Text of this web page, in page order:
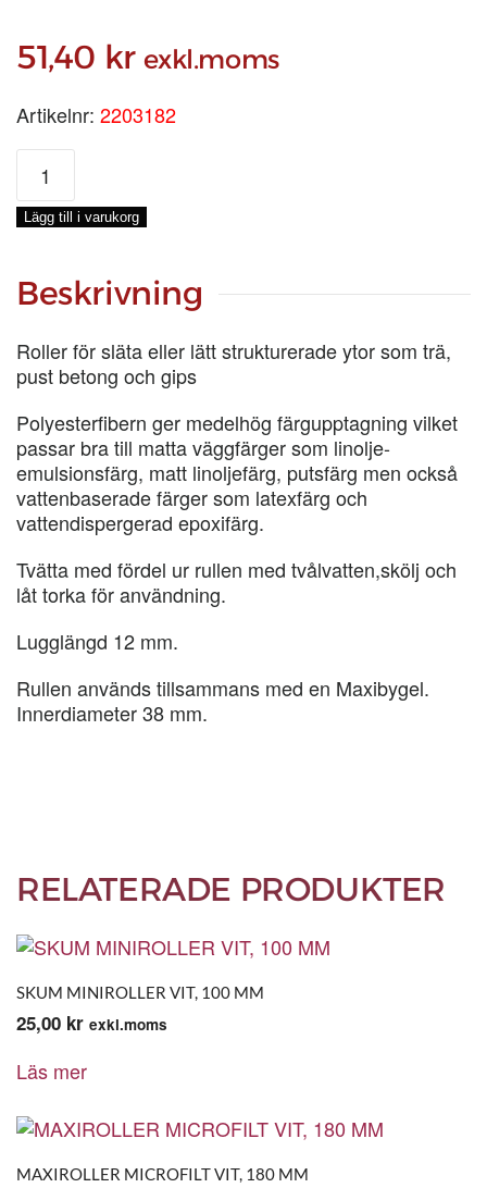
51,40 kr exkl.moms
Artikelnr: 2203182
MAXIROLLER
GREEN,
180
MM
Lägg till i varukorg
Beskrivning
Roller för släta eller lätt strukturerade ytor som trä,
pust betong och gips
Polyesterfibern ger medelhög färgupptagning vilket
passar bra till matta väggfärger som linolje-
emulsionsfärg, matt linoljefärg, putsfärg men också
vattenbaserade färger som latexfärg och
vattendispergerad epoxifärg.
Tvätta med fördel ur rullen med tvålvatten,skölj och
låt torka för användning.
Lugglängd 12 mm.
Rullen används tillsammans med en Maxibygel.
Innerdiameter 38 mm.
RELATERADE PRODUKTER
SKUM MINIROLLER VIT, 100 MM
25,00 kr exkl.moms
Läs mer
MAXIROLLER MICROFILT VIT, 180 MM